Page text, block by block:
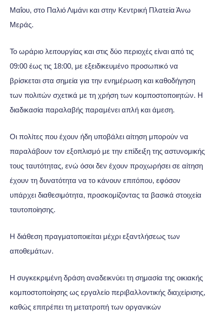
Μαΐου, στο Παλιό Λιμάνι και στην Κεντρική Πλατεία Άνω
Μεράς.
Το ωράριο λειτουργίας και στις δύο περιοχές είναι από τις
09:00 έως τις 18:00, με εξειδικευμένο προσωπικό να
βρίσκεται στα σημεία για την ενημέρωση και καθοδήγηση
των πολιτών σχετικά με τη χρήση των κομποστοποιητών. Η
διαδικασία παραλαβής παραμένει απλή και άμεση.
Οι πολίτες που έχουν ήδη υποβάλει αίτηση μπορούν να
παραλάβουν τον εξοπλισμό με την επίδειξη της αστυνομικής
τους ταυτότητας, ενώ όσοι δεν έχουν προχωρήσει σε αίτηση
έχουν τη δυνατότητα να το κάνουν επιτόπου, εφόσον
υπάρχει διαθεσιμότητα, προσκομίζοντας τα βασικά στοιχεία
ταυτοποίησης.
Η διάθεση πραγματοποιείται μέχρι εξαντλήσεως των
αποθεμάτων.
Η συγκεκριμένη δράση αναδεικνύει τη σημασία της οικιακής
κομποστοποίησης ως εργαλείο περιβαλλοντικής διαχείρισης,
καθώς επιτρέπει τη μετατροπή των οργανικών